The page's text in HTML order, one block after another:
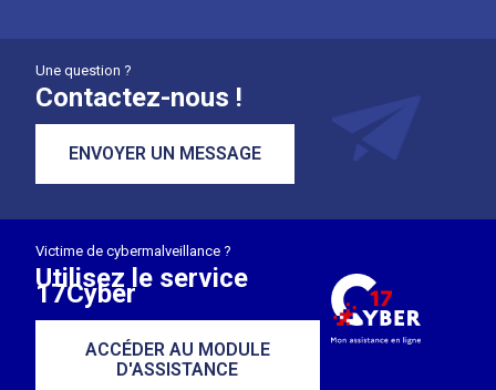
Une question ?
Contactez-nous !
ENVOYER UN MESSAGE
Victime de cybermalveillance ?
Utilisez le service
17Cyber
ACCÉDER AU MODULE
D'ASSISTANCE